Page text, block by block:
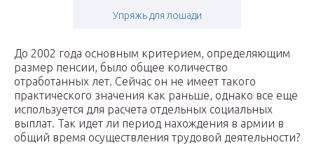
Упряжь для лошади
До 2002 года основным критерием, определяющим
размер пенсии, было общее количество
отработанных лет. Сейчас он не имеет такого
практического значения как раньше, однако все еще
используется для расчета отдельных социальных
выплат. Так идет ли период нахождения в армии в
общий время осуществления трудовой деятельности?